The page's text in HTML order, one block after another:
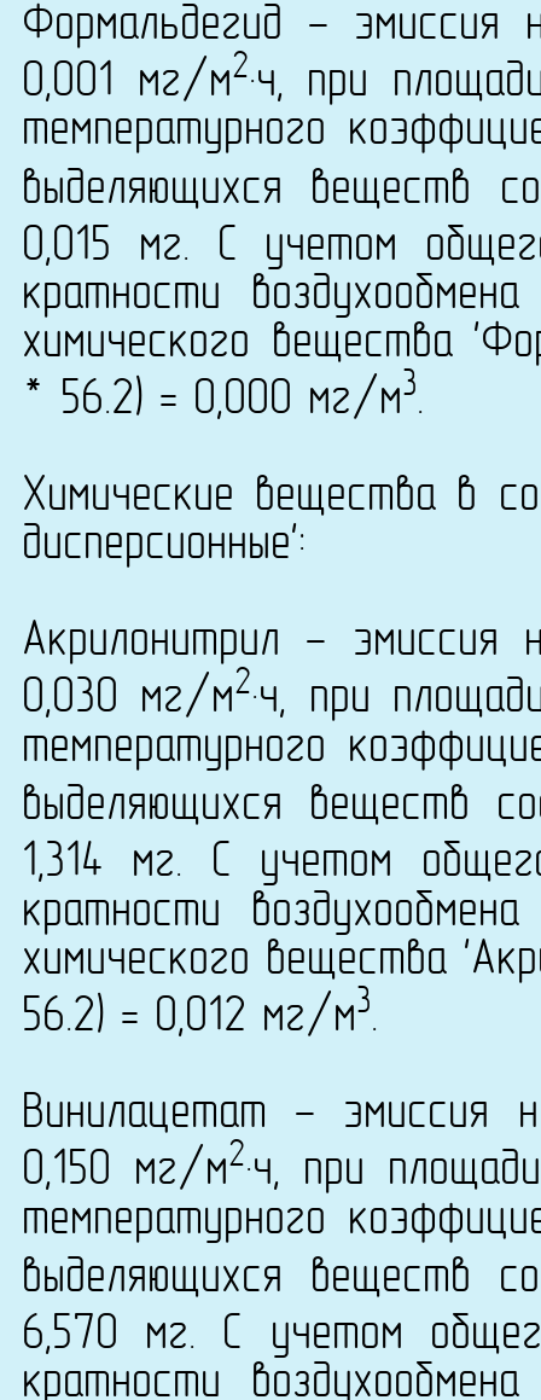
Формальдегид - эмиссия
0,001 мг/м2·ч, при
температурного
выделяющихся веществ
0,015 мг. С учетом
кратности
химического вещества
* 56.2) = 0,000 мг/м3.
Химические вещества в
дисперсионные':
Акрилонитрил - эмиссия
0,030 мг/м2·ч, при
температурного
выделяющихся веществ
1,314 мг. С учетом
кратности
химического вещества
56.2) = 0,012 мг/м3.
Винилацетат - эмиссия
0,150 мг/м2·ч, при
температурного
выделяющихся веществ
6,570 мг. С учетом
кратности